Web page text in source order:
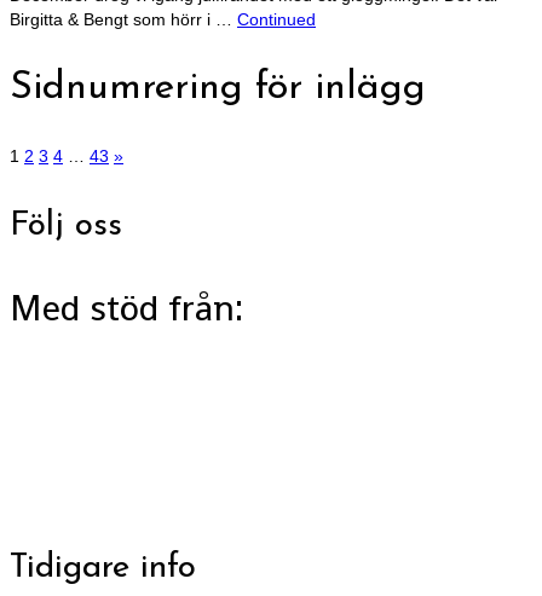
Birgitta & Bengt som hörr i … Continued
Sidnumrering för inlägg
1 2 3 4 … 43 »
Följ oss
Med stöd från:
Tidigare info